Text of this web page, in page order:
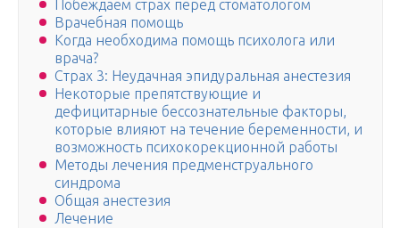
Побеждаем страх перед стоматологом
Врачебная помощь
Когда необходима помощь психолога или
врача?
Страх 3: Неудачная эпидуральная анестезия
Некоторые препятствующие и
дефицитарные бессознательные факторы,
которые влияют на течение беременности, и
возможность психокорекционной работы
Методы лечения предменструального
синдрома
Общая анестезия
Лечение